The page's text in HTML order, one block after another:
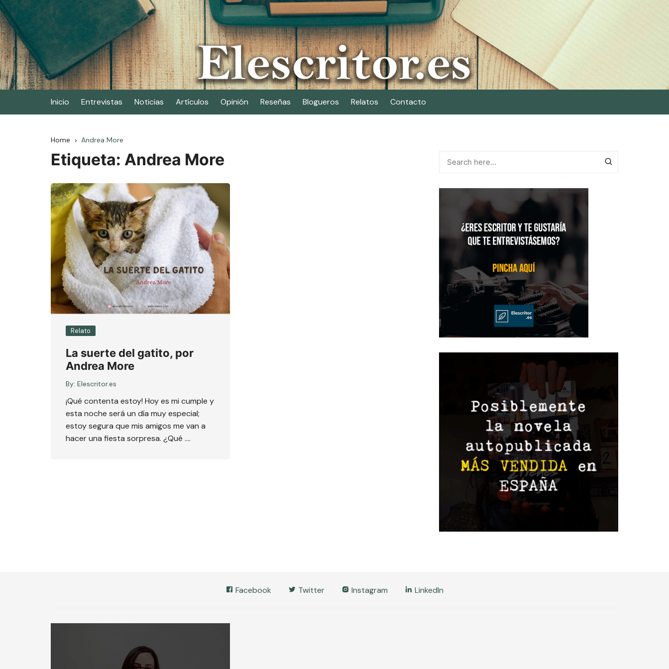
Skip
to
content
Elescritor.es
El periódico digital de los escritores
Inicio Entrevistas Noticias Artículos Opinión Reseñas Blogueros Relatos Contacto
Home Andrea More
Etiqueta: Andrea More
Relato
La suerte del gatito, por
Andrea More
By: Elescritor.es
¡Qué contenta estoy! Hoy es mi cumple y
esta noche será un día muy especial;
estoy segura que mis amigos me van a
hacer una fiesta sorpresa. ¿Qué ….
Facebook Twitter Instagram LinkedIn